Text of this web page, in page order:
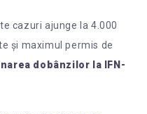
cazuri ajunge la 4.000
și maximul permis de
dobânzilor la IFN-